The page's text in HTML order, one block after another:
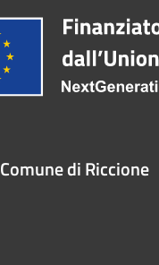
Comune di Riccione